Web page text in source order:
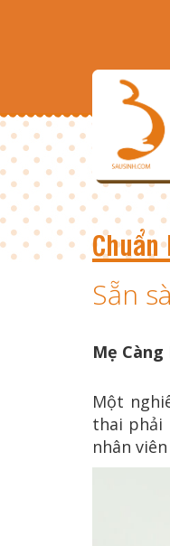
Sẵn
Mẹ Càng
Một
thai phải
nhân